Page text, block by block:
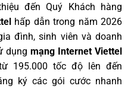
đến Quý Khách hàng
hấp dẫn trong năm 2026
đình, sinh viên và doanh
dụngmạng Internet Viettel
195.000 tốc độ lên đến
ký các gói cước nhanh